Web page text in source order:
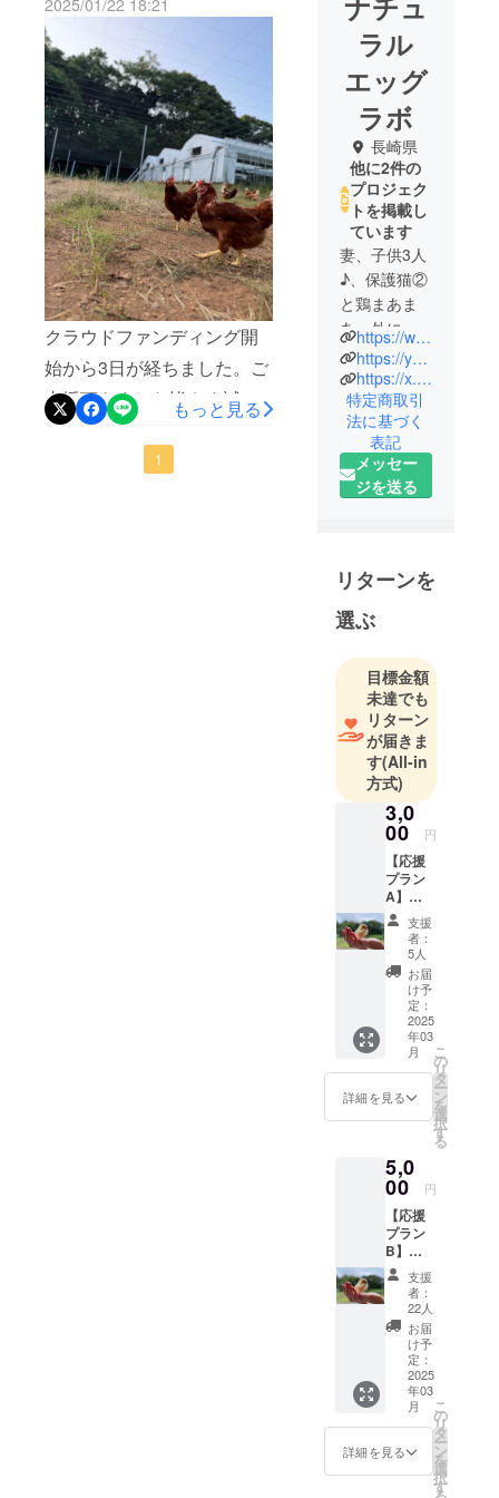
クラウドファンディング開
始から3日が経ちました。ご
支援頂きました皆さま誠に
ありがとうございます！今
回、急遽クラウドファン
もっと見る
1
ラル
エッグ
ラボ
長崎県
他に2件の
プロジェク
トを掲載し
ています
妻、子供3人
♪、保護猫②
と鶏まあま
あ、外に野
生動物諸々
おります♪
自然豊かな
歴史とロマ
ンの街、長
崎県平戸市
運営してお
ります。
放牧卵ｉｔ
ａｄａｋｉ
私たちは、
卵を産んで
くれる鶏達
の「生き
方」を一番
に考えてい
ナチュラル
エッグラボ
の鶏たち
は、毎日青
空の下走り
回り、木に
登り、砂浴
びをし、思
つろいでい
ます。
私たちは、
そんな鶏た
ちに最適な
環境を鶏た
ちから学
び、常に追
い求めてい
ます。
卵は「いた
だく」も
https://www.instagram.com/tamagomania
https://yamanoya.thebase.in/
https://x.com/natural_egg_lab?s=21&t=kaM9NSxj8ZMfIoIMilAaPA
特定商取引
法に基づく
表記
メッセー
ジを送る
リターンを
選ぶ
目標金額
未達でも
リターン
が届きま
す(All-in
方式)
3,0
00 円
【応援
プラン
A】
【お礼
のメッ
セー
ジ】 ご
支援い
ただき
誠にあ
りがと
うござ
いま
す！応
援に心
しま
す！ 感
謝の気
持ちを
込め
て、お
礼の
メッ
セージ
をお送
りしま
す。
支援
者：
5人
お届
け予
定：
2025
年03
月
詳細を見る
こ
の
リ
タ
ー
ン
を
選
択
す
る
5,0
00 円
【応援
プラン
B】
【お礼
のメッ
セー
ジ】※こ
のリ
ターン
は【応
援プラ
ンA】の
リター
ンと同
じ内容
支援
者：
22人
お届
け予
定：
2025
年03
月
詳細を見る
こ
の
リ
タ
ー
ン
を
選
択
す